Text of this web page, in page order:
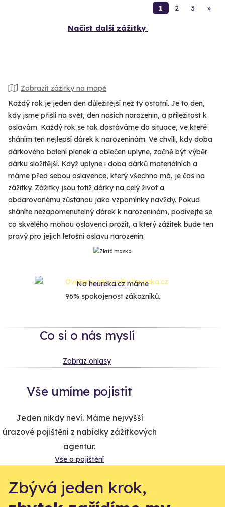
1 2 3 »
Načíst další zážitky
Zobrazit zážitky na mapě
Každý rok je jeden den důležitější než ty ostatní. Je to den,
kdy jsme přišli na svět, den našich narozenin, a příležitost k
oslavám. Každý rok se tak dostáváme do situace, ve které
sháním ten nejlepší dárek k narozeninám. Ve chvíli, kdy doba
dárkového balení plenek a oblečen uplyne, začně být výběr
dárku složitější. Když uplyne i doba dárků materiálních a
máme před sebou oslavence, který všechno má, je čas na
zážitky. Zážitky jsou totiž dárky na celý život a
obdarovanému zůstanou jako vzpomínky navždy. Pokud
sháníte nezapomenutelný dárek k narozeninám, podívejte se
co skvělého mohou oslavenci prožít, a který zážitek bude ten
pravý pro jejich letošní oslavu narozenin.
Naheureka.czmáme
96% spokojenost zákazníků.
Co si o nás myslí
Zobraz ohlasy
Vše umíme pojistit
Jeden nikdy neví. Máme nejvyšší
úrazové pojištění z nabídky zážitkových
agentur.
Vše o pojištění
Zbývá jeden krok,